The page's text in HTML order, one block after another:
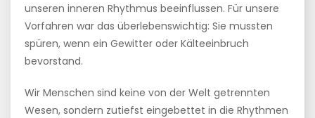
unseren inneren Rhythmus beeinflussen. Für unsere
Vorfahren war das überlebenswichtig: Sie mussten
spüren, wenn ein Gewitter oder Kälteeinbruch
bevorstand.
Wir Menschen sind keine von der Welt getrennten
Wesen, sondern zutiefst eingebettet in die Rhythmen